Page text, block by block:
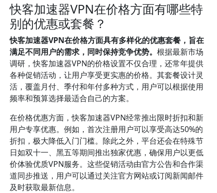
快客加速器VPN在价格方面有哪些特
别的优惠或套餐？
快客加速器VPN在价格方面具有多样化的优惠套餐，旨在
满足不同用户的需求，同时保持竞争优势。 根据最新市场
调研，快客加速器VPN的价格设置不仅合理，还常年提供
各种促销活动，让用户享受更实惠的价格。其套餐设计灵
活，覆盖月付、季付和年付多种方式，用户可以根据使用
频率和预算选择最适合自己的方案。
在价格优惠方面，快客加速器VPN经常推出限时折扣和新
用户专享优惠。例如，首次注册用户可以享受高达50%的
折扣，极大降低入门门槛。除此之外，平台还会在特殊节
日如双十一、黑五等期间推出独家优惠，确保用户以更低
价体验优质VPN服务。这些促销活动由官方公告和合作渠
道同步推送，用户可以通过关注官方网站或订阅新闻邮件
及时获取最新信息。